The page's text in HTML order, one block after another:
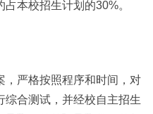
本校招生计划的30%。
严格按照程序和时间，对
综合测试，并经校自主招生